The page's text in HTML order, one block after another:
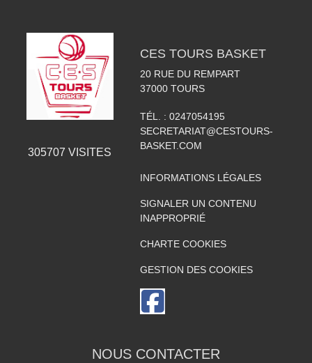
305707 VISITES
CES TOURS BASKET
20 RUE DU REMPART
37000 TOURS
TÉL. : 0247054195
SECRETARIAT@CESTOURS-
BASKET.COM
INFORMATIONS LÉGALES
SIGNALER UN CONTENU
INAPPROPRIÉ
CHARTE COOKIES
GESTION DES COOKIES
NOUS CONTACTER